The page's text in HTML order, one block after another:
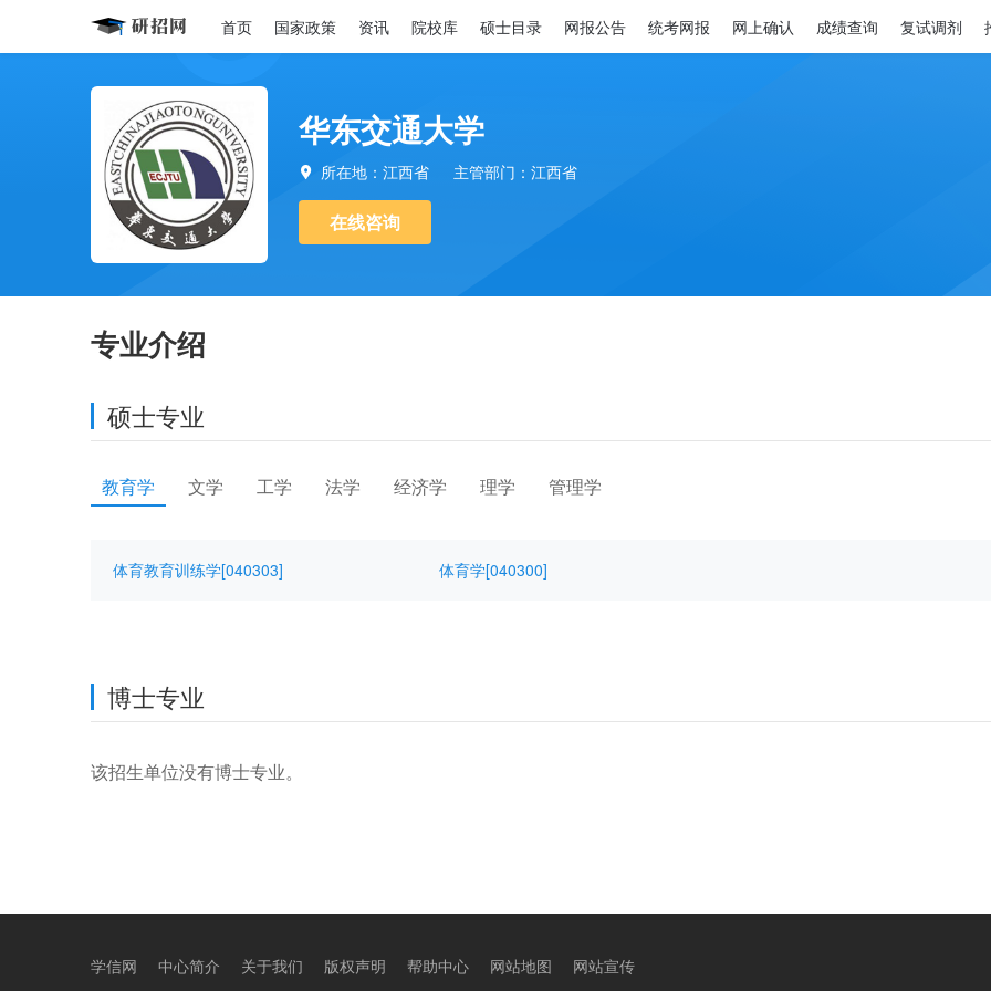
首页 国家政策 资讯 院校库 硕士目录 网报公告 统考网报 网上确认 成绩查询 复试调剂
华东交通大学
 所在地：江西省 主管部门：江西省
在线咨询
专业介绍
硕士专业
教育学 文学 工学 法学 经济学 理学 管理学
体育教育训练学[040303] 体育学[040300]
博士专业
该招生单位没有博士专业。
学信网 中心简介 关于我们 版权声明 帮助中心 网站地图 网站宣传